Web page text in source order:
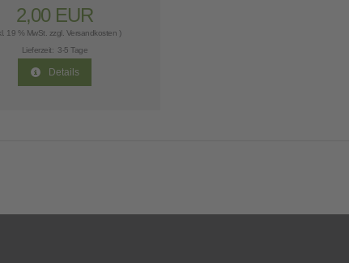
2,00 EUR
19 % MwSt. zzgl. Versandkosten )
Lieferzeit: 3-5 Tage
Details